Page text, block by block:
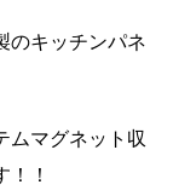
のキッチンパネ
ムマグネット収
！